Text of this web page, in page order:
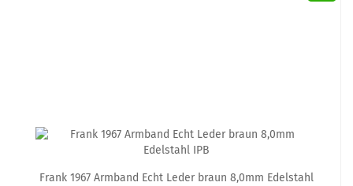
Frank 1967 Armband Echt Leder braun 8,0mm Edelstahl